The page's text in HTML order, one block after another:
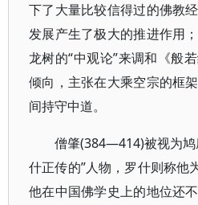
下了大量比较信得过的佛教
发展产生了极大的推进作用
龙树的“中观论”来调和《般
倾向，主张在大乘空宗的框
间持守中道。
僧肇(384—414)被视为鸠
什正传的”人物，罗什则称他
他在中国佛学史上的地位还